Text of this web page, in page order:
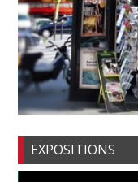
EXPOSITIONS